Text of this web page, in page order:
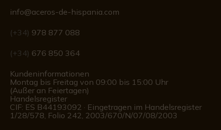
info@aceros-de-hispania.com
(+34) 978 877 088
(+34) 676 850 364
Kundeninformationen
Montag bis Freitag von 09:00 bis 15:00 Uhr
(Außer an Feiertagen)
Handelsregister
CIF: ES B44193092 · Eingetragen im Handelsregister
1/28/578, Folio 242, 2003/670/N/07/08/2003